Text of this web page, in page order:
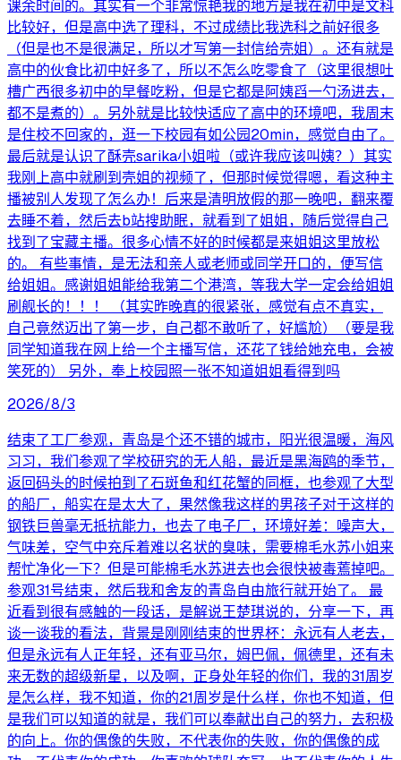
课余时间的。其实有一个非常惊艳我的地方是我在初中是文科
比较好，但是高中选了理科，不过成绩比我选科之前好很多
（但是也不是很满足，所以才写第一封信给壳姐）。还有就是
高中的伙食比初中好多了，所以不怎么吃零食了（这里很想吐
槽广西很多初中的早餐吃粉，但是它都是阿姨舀一勺汤进去，
都不是煮的）。另外就是比较快适应了高中的环境吧，我周末
是住校不回家的，逛一下校园有如公园20min，感觉自由了。
最后就是认识了酥壳sarika小姐啦（或许我应该叫姨？）其实
我刚上高中就刷到壳姐的视频了，但那时候觉得嗯，看这种主
播被别人发现了怎么办！后来是清明放假的那一晚吧，翻来覆
去睡不着，然后去b站搜助眠，就看到了姐姐，随后觉得自己
找到了宝藏主播。很多心情不好的时候都是来姐姐这里放松
的。 有些事情，是无法和亲人或老师或同学开口的，便写信
给姐姐。感谢姐姐能给我第二个港湾，等我大学一定会给姐姐
刷舰长的！！！ （其实昨晚真的很紧张，感觉有点不真实，
自己竟然迈出了第一步，自己都不敢听了，好尴尬）（要是我
同学知道我在网上给一个主播写信，还花了钱给她充电，会被
笑死的） 另外，奉上校园照一张不知道姐姐看得到吗
2026/8/3
结束了工厂参观，青岛是个还不错的城市，阳光很温暖，海风
习习，我们参观了学校研究的无人船，最近是黑海鸥的季节，
返回码头的时候拍到了石斑鱼和红花蟹的同框，也参观了大型
的船厂，船实在是太大了，果然像我这样的男孩子对于这样的
钢铁巨兽毫无抵抗能力，也去了电子厂，环境好差：噪声大，
气味差，空气中充斥着难以名状的臭味，需要棉毛水苏小姐来
帮忙净化一下？但是可能棉毛水苏进去也会很快被毒蔫掉吧。
参观31号结束，然后我和舍友的青岛自由旅行就开始了。 最
近看到很有感触的一段话，是解说王楚琪说的，分享一下，再
谈一谈我的看法，背景是刚刚结束的世界杯：永远有人老去，
但是永远有人正年轻，还有亚马尔，姆巴佩，佩德里，还有未
来无数的超级新星，以及啊，正身处年轻的你们，我的31周岁
是怎么样，我不知道，你的21周岁是什么样，你也不知道，但
是我们可以知道的就是，我们可以奉献出自己的努力，去积极
的向上。你的偶像的失败，不代表你的失败，你的偶像的成